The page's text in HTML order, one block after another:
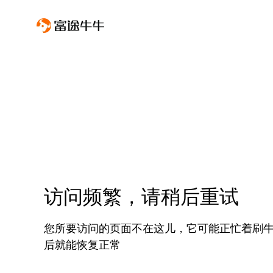
访问频繁，请稍后重试
您所要访问的页面不在这儿，它可能正忙着刷
后就能恢复正常